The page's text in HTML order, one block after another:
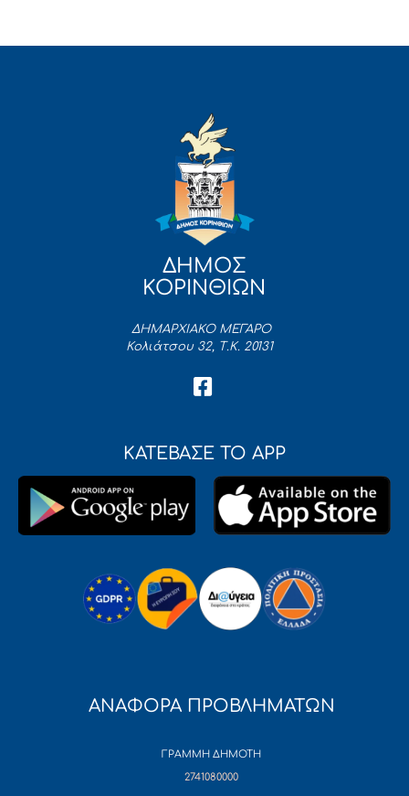
ΔΗΜΟΣ
ΚΟΡΙΝΘΙΩΝ
ΔΗΜΑΡΧΙΑΚΟ ΜΕΓΑΡΟ
Κολιάτσου 32, Τ.Κ. 20131
ΚΑΤΕΒΑΣΕ ΤΟ APP
ΑΝΑΦΟΡΑ ΠΡΟΒΛΗΜΑΤΩΝ
ΓΡΑΜΜΗ ΔΗΜΟΤΗ
2741080000